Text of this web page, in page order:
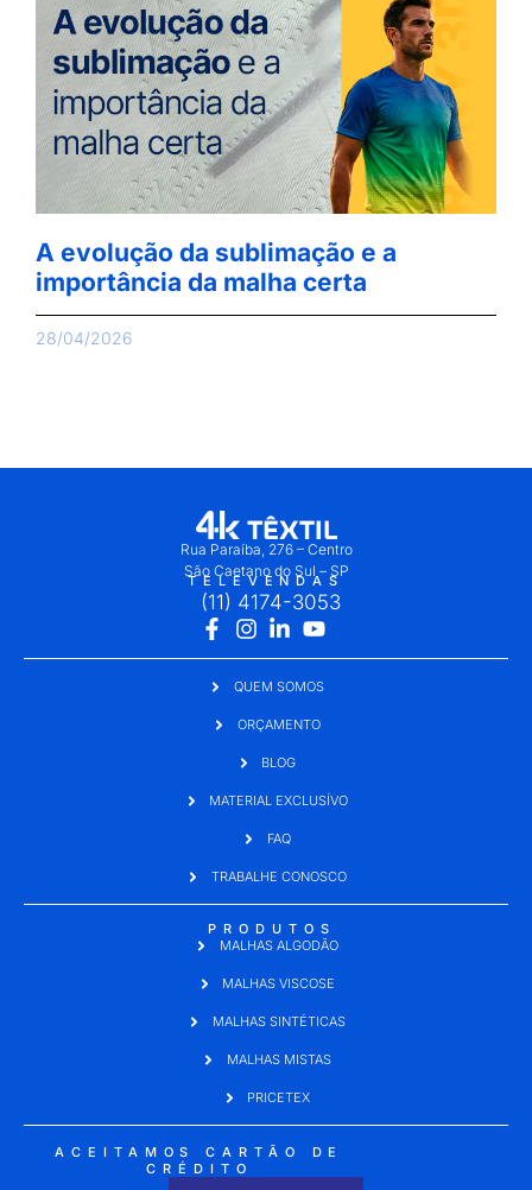
A evolução da sublimação e a
importância da malha certa
28/04/2026
Rua Paraíba, 276 – Centro
São Caetano do Sul – SP
TELEVENDAS
(11) 4174-3053
QUEM SOMOS
ORÇAMENTO
BLOG
MATERIAL EXCLUSÍVO
FAQ
TRABALHE CONOSCO
PRODUTOS
MALHAS ALGODÃO
MALHAS VISCOSE
MALHAS SINTÉTICAS
MALHAS MISTAS
PRICETEX
ACEITAMOS CARTÃO DE
CRÉDITO